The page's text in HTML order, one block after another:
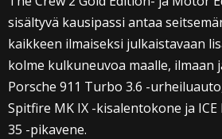
sisältyvä kausipassi antaa
kaikkeen ilmaiseksi julkaistavaan
kolme kulkuneuvoa maalle, ilmaan
Porsche 911 Turbo 3.6 -
Spitfire MK IX -kisalentokone ja
35 -pikavene.